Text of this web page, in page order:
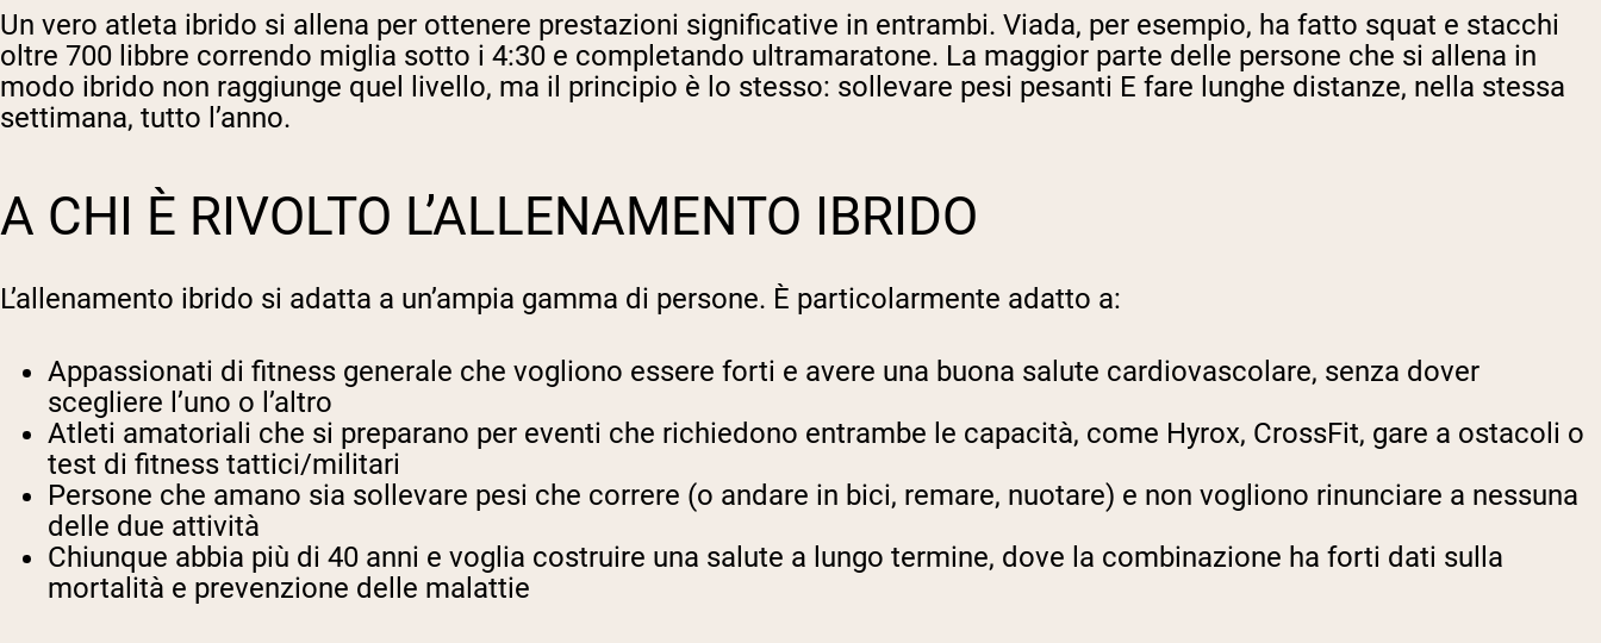
Un vero atleta ibrido si allena per ottenere prestazioni significative in entrambi. Viada, per esempio, ha fatto squat e stacchi
oltre 700 libbre correndo miglia sotto i 4:30 e completando ultramaratone. La maggior parte delle persone che si allena in
modo ibrido non raggiunge quel livello, ma il principio è lo stesso: sollevare pesi pesanti E fare lunghe distanze, nella stessa
settimana, tutto l’anno.
A CHI È RIVOLTO L’ALLENAMENTO IBRIDO
L’allenamento ibrido si adatta a un’ampia gamma di persone. È particolarmente adatto a:
Appassionati di fitness generale che vogliono essere forti e avere una buona salute cardiovascolare, senza dover
scegliere l’uno o l’altro
Atleti amatoriali che si preparano per eventi che richiedono entrambe le capacità, come Hyrox, CrossFit, gare a ostacoli o
test di fitness tattici/militari
Persone che amano sia sollevare pesi che correre (o andare in bici, remare, nuotare) e non vogliono rinunciare a nessuna
delle due attività
Chiunque abbia più di 40 anni e voglia costruire una salute a lungo termine, dove la combinazione ha forti dati sulla
mortalità e prevenzione delle malattie